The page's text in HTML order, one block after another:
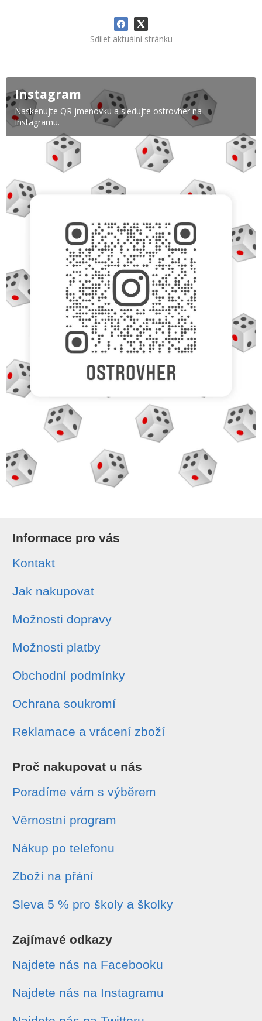
Sdílet aktuální stránku
Instagram
Naskenujte QR jmenovku a sledujte ostrovher na
Instagramu.
Informace pro vás
Kontakt
Jak nakupovat
Možnosti dopravy
Možnosti platby
Obchodní podmínky
Ochrana soukromí
Reklamace a vrácení zboží
Proč nakupovat u nás
Poradíme vám s výběrem
Věrnostní program
Nákup po telefonu
Zboží na přání
Sleva 5 % pro školy a školky
Zajímavé odkazy
Najdete nás na Facebooku
Najdete nás na Instagramu